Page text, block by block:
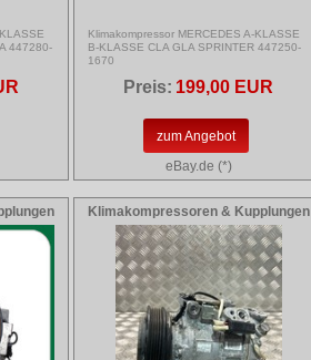
447280-
Klimakompressor MERCEDES A-KLASSE
B-KLASSE CLA GLA SPRINTER 447250-
1670
Preis: 199,00 EUR
zum Angebot
eBay.de (*)
Klimakompressoren & Kupplungen